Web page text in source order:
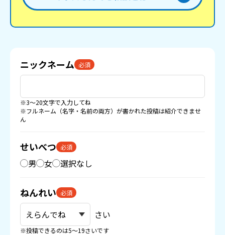
ニックネーム 必須
※3〜20文字で入力してね
※フルネーム（名字・名前の両方）が書かれた投稿は紹介できませ
ん
せいべつ 必須
男 女 選択なし
ねんれい 必須
さい
※投稿できるのは5〜19さいです